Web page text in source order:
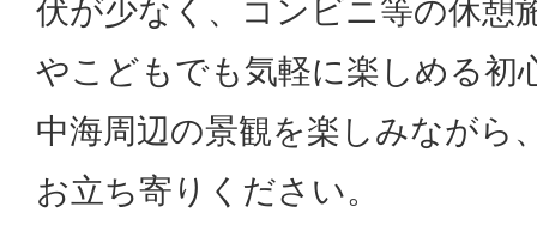
伏が少なく、コンビニ等の休憩
やこどもでも気軽に楽しめる初
中海周辺の景観を楽しみながら
お立ち寄りください。